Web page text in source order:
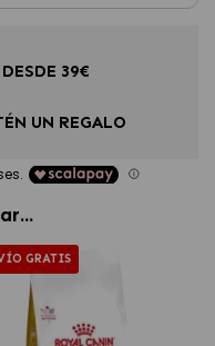
39€
UN REGALO
GRATIS